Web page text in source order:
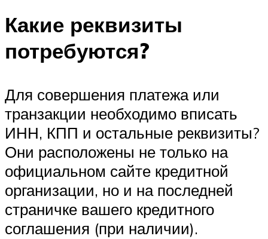
Какие реквизиты
потребуются?
Для совершения платежа или
транзакции необходимо вписать
ИНН, КПП и остальные реквизиты?
Они расположены не только на
официальном сайте кредитной
организации, но и на последней
страничке вашего кредитного
соглашения (при наличии).